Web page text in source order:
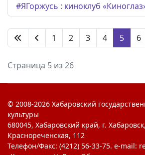
#ЯГоржусь : киноклуб
1 2 3 4 5 6
Страница 5 из 26
© 2008-2026 Хабаровский
культуры
680045, Хабаровский край, г.
Краснореченская, 112
Телефон/Факс: (4212) 56-33-75. e-mail: